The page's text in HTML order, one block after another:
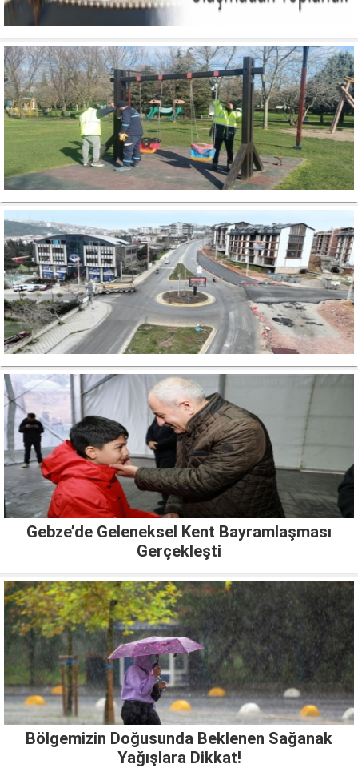
Gebze’de Geleneksel Kent Bayramlaşması
Gerçekleşti
Bölgemizin Doğusunda Beklenen Sağanak
Yağışlara Dikkat!